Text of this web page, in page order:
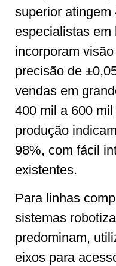
superior atingem
especialistas em
incorporam
precisão de
vendas em
400 mil a 600
produção
98%, com fácil
existentes.
Para linhas
sistemas
predominam,
eixos para